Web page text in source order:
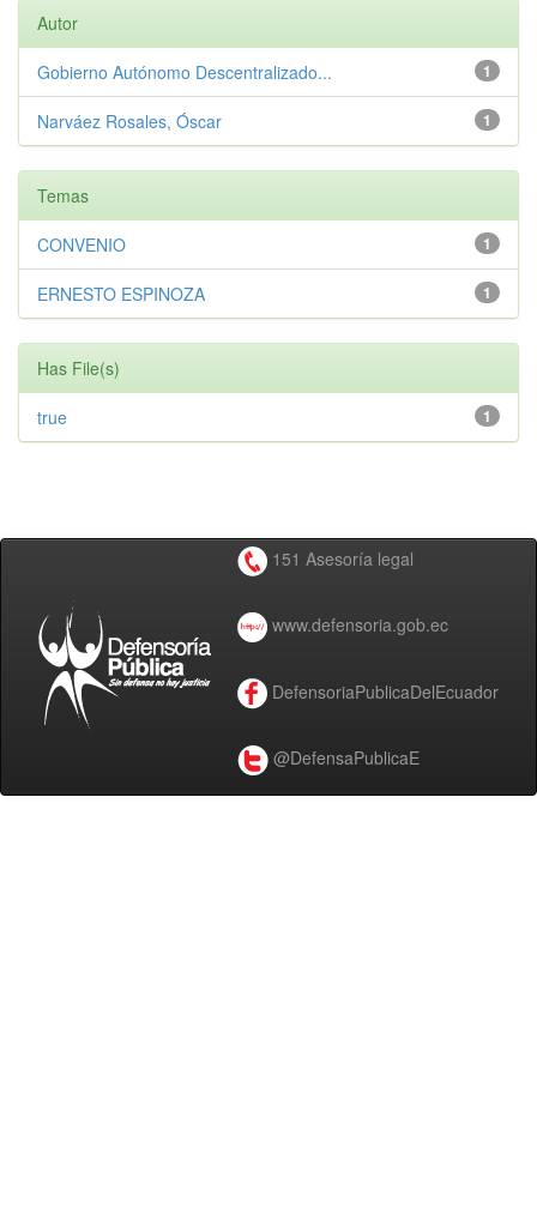
Autor
1
Gobierno Autónomo Descentralizado...
1
Narváez Rosales, Óscar
Temas
1
CONVENIO
1
ERNESTO ESPINOZA
Has File(s)
1
true
151 Asesoría legal
www.defensoria.gob.ec
DefensoriaPublicaDelEcuador
@DefensaPublicaE